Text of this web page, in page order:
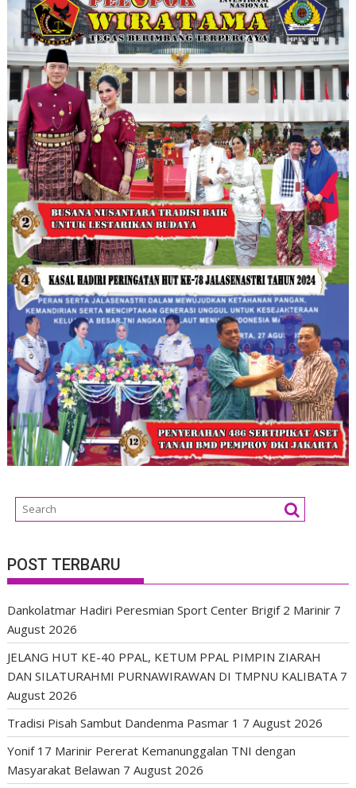
POST TERBARU
Dankolatmar Hadiri Peresmian Sport Center Brigif 2 Marinir 7
August 2026
JELANG HUT KE-40 PPAL, KETUM PPAL PIMPIN ZIARAH
DAN SILATURAHMI PURNAWIRAWAN DI TMPNU KALIBATA 7
August 2026
Tradisi Pisah Sambut Dandenma Pasmar 1 7 August 2026
Yonif 17 Marinir Pererat Kemanunggalan TNI dengan
Masyarakat Belawan 7 August 2026